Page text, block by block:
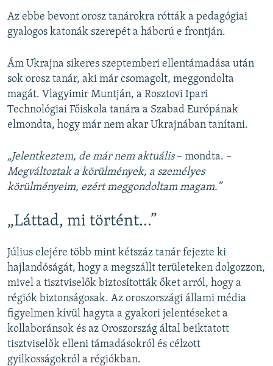
Az ebbe bevont orosz tanárokra rótták a pedagógiai
gyalogos katonák szerepét a háború e frontján.
Ám Ukrajna sikeres szeptemberi ellentámadása után
sok orosz tanár, aki már csomagolt, meggondolta
magát. Vlagyimir Muntján, a Rosztovi Ipari
Technológiai Főiskola tanára a Szabad Európának
elmondta, hogy már nem akar Ukrajnában tanítani.
„Jelentkeztem, de már nem aktuális– mondta. –
Megváltoztak a körülmények, a személyes
körülményeim, ezért meggondoltam magam.”
„Láttad, mi történt…”
Július elejére több mint kétszáz tanár fejezte ki
hajlandóságát, hogy a megszállt területeken dolgozzon,
mivel a tisztviselők biztosították őket arról, hogy a
régiók biztonságosak. Az oroszországi állami média
figyelmen kívül hagyta a gyakori jelentéseket a
kollaboránsok és az Oroszország által beiktatott
tisztviselők elleni támadásokról és célzott
gyilkosságokról a régiókban.